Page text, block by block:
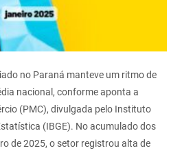
no Paraná manteve um ritmo de
nacional, conforme aponta a
(PMC), divulgada pelo Instituto
(IBGE). No acumulado dos
de 2025, o setor registrou alta de